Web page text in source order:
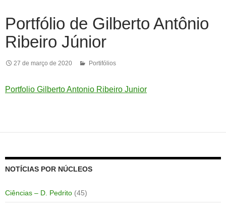
Portfólio de Gilberto Antônio
Ribeiro Júnior
27 de março de 2020 Portifólios
Portfolio Gilberto Antonio Ribeiro Junior
NOTÍCIAS POR NÚCLEOS
Ciências – D. Pedrito (45)